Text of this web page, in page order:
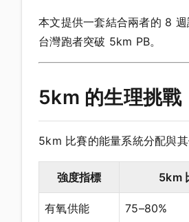
本文提供一套結合兩者的 8
台灣跑者突破 5km PB。
5km 的生理挑戰
5km 比賽的能量系統分配與其
強度指標 5km
有氧供能 75–80%